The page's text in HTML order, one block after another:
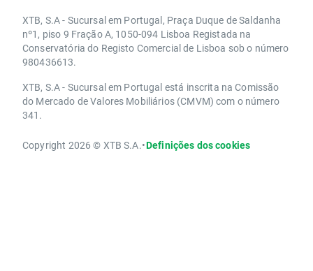
XTB, S.A - Sucursal em Portugal, Praça Duque de Saldanha
nº1, piso 9 Fração A, 1050-094 Lisboa Registada na
Conservatória do Registo Comercial de Lisboa sob o número
980436613.
XTB, S.A - Sucursal em Portugal está inscrita na Comissão
do Mercado de Valores Mobiliários (CMVM) com o número
341.
Copyright 2026 © XTB S.A.•Definições dos cookies